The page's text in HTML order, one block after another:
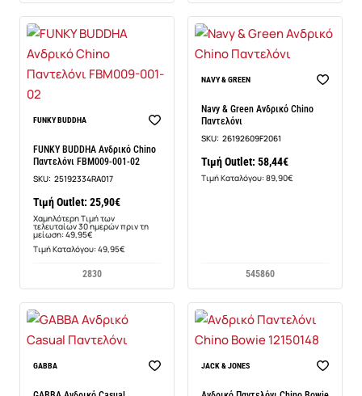
-48%
FUNKY BUDDHA
FUNKY BUDDHA Ανδρικό Chino
Παντελόνι FBM009-001-02
SKU: 25192334RA017
Τιμή Outlet: 25,90€
Χαμηλότερη Τιμή των
τελευταίων 30 ημερών πριν τη
μείωση: 49,95€
Τιμή Καταλόγου: 49,95€
2830
NAVY & GREEN
Navy & Green Ανδρικό Chino
Παντελόνι
SKU: 26192609F2061
Τιμή Outlet: 58,44€
Τιμή Καταλόγου: 89,90€
545860
-14%
GABBA JACK & JONES